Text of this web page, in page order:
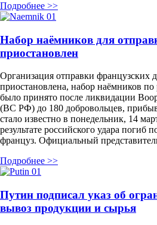
Подробнее >>
Набор наёмников для
приостановлен
Организация отправки французских
приостановлена, набор наёмников
было принято после ликвидации
(ВС РФ) до 180 добровольцев,
стало известно в понедельник, 14
результате российского удара погиб
француз. Официальный
Подробнее >>
Путин подписал указ об
вывоз продукции и сырья